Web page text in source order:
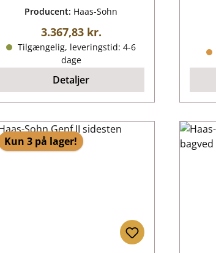
Producent: Haas-Sohn
Almindelig pris:
3.367,83 kr.
Tilgængelig, leveringstid: 4-6
dage
Detaljer
Kun 3 på lager!